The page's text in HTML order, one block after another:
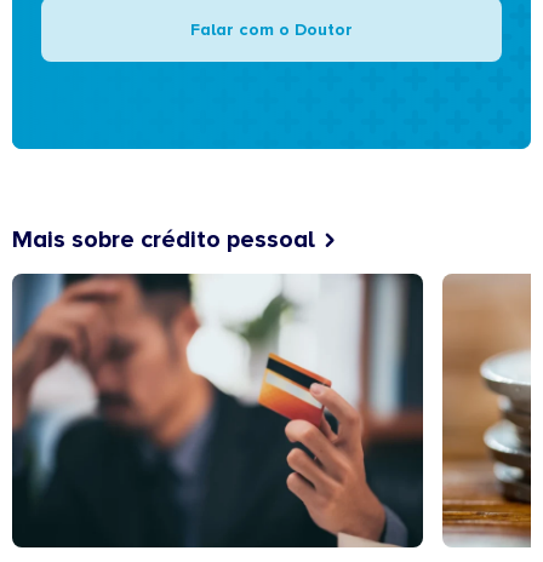
Falar com o Doutor
Mais sobre crédito pessoal